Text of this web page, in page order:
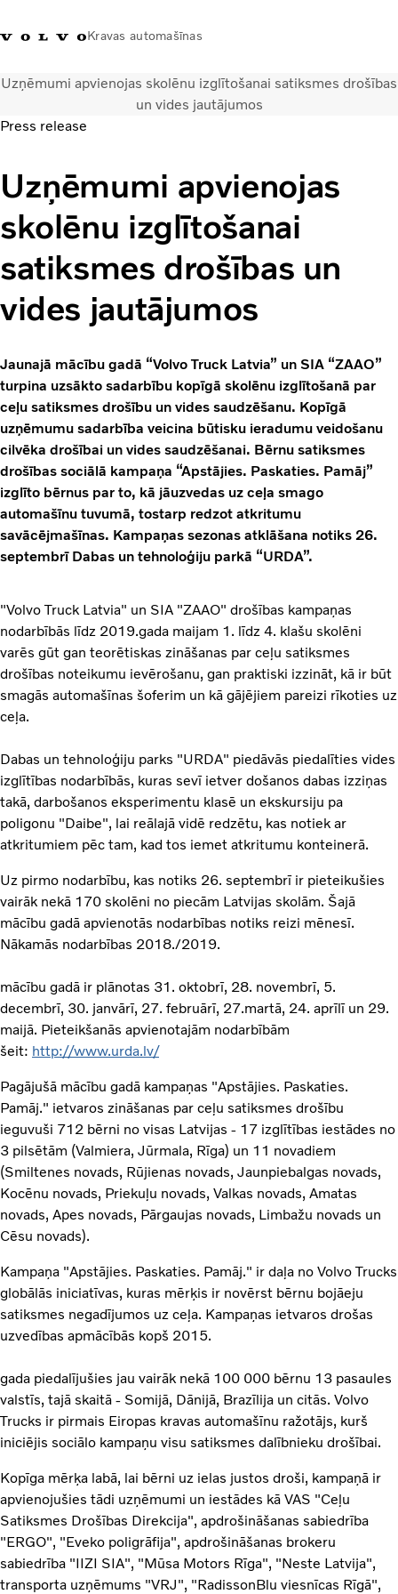
Kravas automašīnas
+371 20293001 Volvo Trucks veikalsIenāktLatvija
Kravas automašīnas
Pakalpojumi
Tuvākās darbnīcas meklēšana
Jaunumi
Par mums
Sazināties ar mums
Akcijas
Uzņēmumi apvienojas skolēnu izglītošanai satiksmes drošības
un vides jautājumos
Press release
Uzņēmumi apvienojas
skolēnu izglītošanai
satiksmes drošības un
vides jautājumos
Jaunajā mācību gadā “Volvo Truck Latvia” un SIA “ZAAO”
turpina uzsākto sadarbību kopīgā skolēnu izglītošanā par
ceļu satiksmes drošību un vides saudzēšanu. Kopīgā
uzņēmumu sadarbība veicina būtisku ieradumu veidošanu
cilvēka drošībai un vides saudzēšanai. Bērnu satiksmes
drošības sociālā kampaņa “Apstājies. Paskaties. Pamāj”
izglīto bērnus par to, kā jāuzvedas uz ceļa smago
automašīnu tuvumā, tostarp redzot atkritumu
savācējmašīnas. Kampaņas sezonas atklāšana notiks 26.
septembrī Dabas un tehnoloģiju parkā “URDA”.
"Volvo Truck Latvia" un SIA "ZAAO" drošības kampaņas
nodarbībās līdz 2019.gada maijam 1. līdz 4. klašu skolēni
varēs gūt gan teorētiskas zināšanas par ceļu satiksmes
drošības noteikumu ievērošanu, gan praktiski izzināt, kā ir būt
smagās automašīnas šoferim un kā gājējiem pareizi rīkoties uz
ceļa.
Dabas un tehnoloģiju parks "URDA" piedāvās piedalīties vides
izglītības nodarbībās, kuras sevī ietver došanos dabas izziņas
takā, darbošanos eksperimentu klasē un ekskursiju pa
poligonu "Daibe", lai reālajā vidē redzētu, kas notiek ar
atkritumiem pēc tam, kad tos iemet atkritumu konteinerā.
Uz pirmo nodarbību, kas notiks 26. septembrī ir pieteikušies
vairāk nekā 170 skolēni no piecām Latvijas skolām. Šajā
mācību gadā apvienotās nodarbības notiks reizi mēnesī.
Nākamās nodarbības 2018./2019.
mācību gadā ir plānotas 31. oktobrī, 28. novembrī, 5.
decembrī, 30. janvārī, 27. februārī, 27.martā, 24. aprīlī un 29.
maijā. Pieteikšanās apvienotajām nodarbībām
šeit: http://www.urda.lv/
Pagājušā mācību gadā kampaņas "Apstājies. Paskaties.
Pamāj." ietvaros zināšanas par ceļu satiksmes drošību
ieguvuši 712 bērni no visas Latvijas - 17 izglītības iestādes no
3 pilsētām (Valmiera, Jūrmala, Rīga) un 11 novadiem
(Smiltenes novads, Rūjienas novads, Jaunpiebalgas novads,
Kocēnu novads, Priekuļu novads, Valkas novads, Amatas
novads, Apes novads, Pārgaujas novads, Limbažu novads un
Cēsu novads).
Kampaņa "Apstājies. Paskaties. Pamāj." ir daļa no Volvo Trucks
globālās iniciatīvas, kuras mērķis ir novērst bērnu bojāeju
satiksmes negadījumos uz ceļa. Kampaņas ietvaros drošas
uzvedības apmācībās kopš 2015.
gada piedalījušies jau vairāk nekā 100 000 bērnu 13 pasaules
valstīs, tajā skaitā - Somijā, Dānijā, Brazīlija un citās. Volvo
Trucks ir pirmais Eiropas kravas automašīnu ražotājs, kurš
iniciējis sociālo kampaņu visu satiksmes dalībnieku drošībai.
Kopīga mērķa labā, lai bērni uz ielas justos droši, kampaņā ir
apvienojušies tādi uzņēmumi un iestādes kā VAS "Ceļu
Satiksmes Drošības Direkcija", apdrošināšanas sabiedrība
"ERGO", "Eveko poligrāfija", apdrošināšanas brokeru
sabiedrība "IIZI SIA", "Mūsa Motors Rīga", "Neste Latvija",
transporta uzņēmums "VRJ", "RadissonBlu viesnīcas Rīgā",